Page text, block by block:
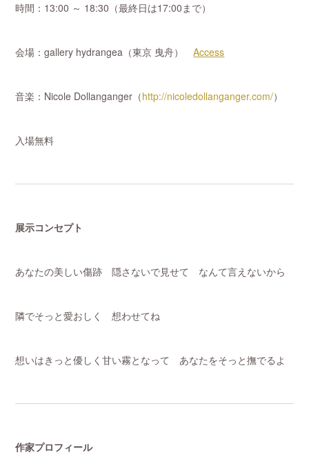
時間：13:00 ～ 18:30（最終日は17:00まで）
会場：gallery hydrangea（東京 曳舟）Access
音楽：Nicole Dollanganger（http://nicoledollanganger.com/）
入場無料
展示コンセプト
あなたの美しい傷跡 隠さないで見せて なんて言えないから
隣でそっと愛おしく 想わせてね
想いはきっと優しく甘い霧となって あなたをそっと撫でるよ
作家プロフィール